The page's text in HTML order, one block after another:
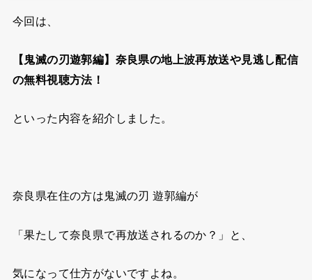
今回は、
【鬼滅の刃遊郭編】奈良県の地上波再放送や見逃し配信
の無料視聴方法！
といった内容を紹介しました。
奈良県在住の方は鬼滅の刃 遊郭編が
「果たして奈良県で再放送されるのか？」と、
気になって仕方がないですよね。